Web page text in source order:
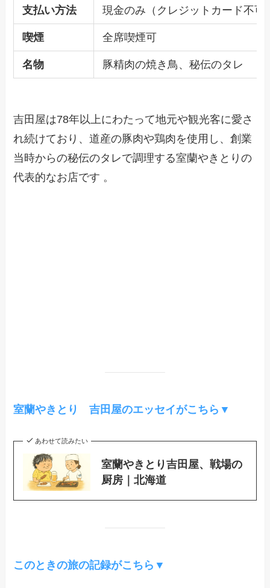
支払い方法 現金のみ（クレジットカード不
喫煙 全席喫煙可
名物 豚精肉の焼き鳥、秘伝のタレ
吉田屋は78年以上にわたって地元や観光客に愛さ
れ続けており、道産の豚肉や鶏肉を使用し、創業
当時からの秘伝のタレで調理する室蘭やきとりの
代表的なお店です 。
室蘭やきとり 吉田屋のエッセイがこちら▼
あわせて読みたい
室蘭やきとり吉田屋、戦場の
厨房｜北海道
このときの旅の記録がこちら▼